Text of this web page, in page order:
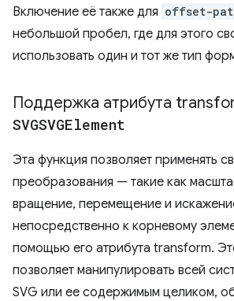
Включение её также для offset-
небольшой пробел, где для этого
использовать один и тот же тип
Поддержка атрибута
SVGSVGElement
Эта функция позволяет применять
преобразования — такие как
вращение, перемещение и
непосредственно к корневому
помощью его атрибута transform.
позволяет манипулировать всей
SVG или ее содержимым целиком,